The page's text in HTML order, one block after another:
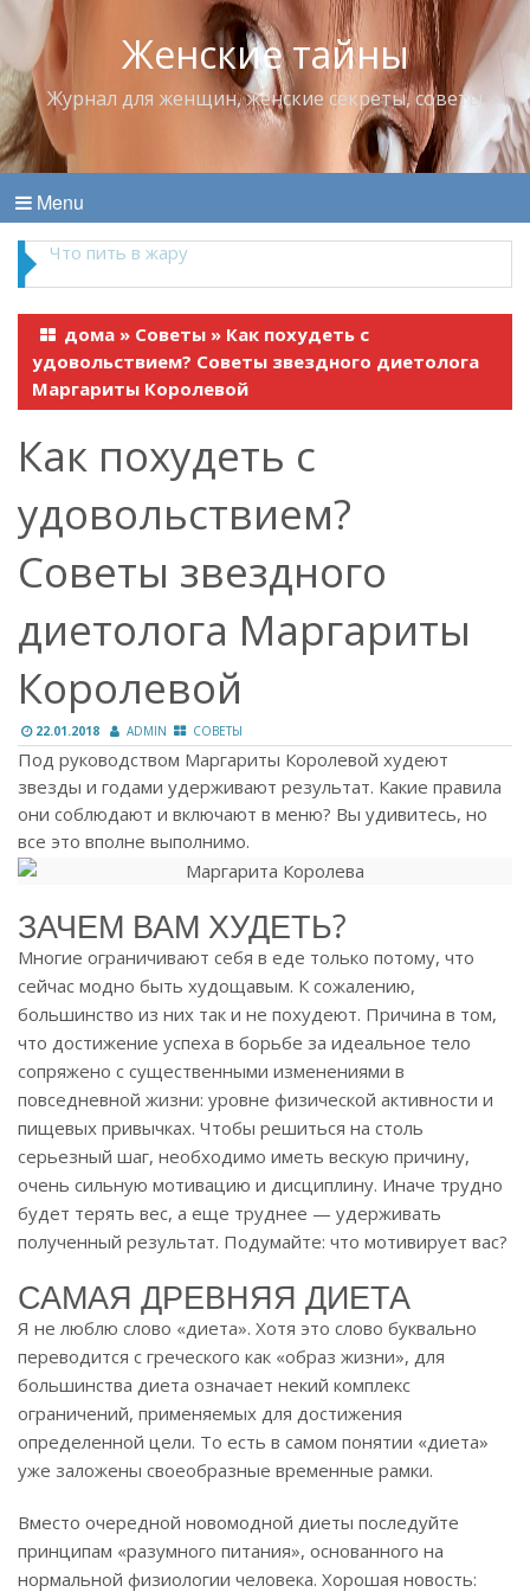
Женские тайны
Журнал для женщин, женские секреты, советы
Menu
Что пить в жару
дома » Советы » Как похудеть с
удовольствием? Советы звездного диетолога
Маргариты Королевой
Как похудеть с
удовольствием?
Советы звездного
диетолога Маргариты
Королевой
22.01.2018 ADMIN СОВЕТЫ
Под руководством Маргариты Королевой худеют
звезды и годами удерживают результат. Какие правила
они соблюдают и включают в меню? Вы удивитесь, но
все это вполне выполнимо.
ЗАЧЕМ ВАМ ХУДЕТЬ?
Многие ограничивают себя в еде только потому, что
сейчас модно быть худощавым. К сожалению,
большинство из них так и не похудеют. Причина в том,
что достижение успеха в борьбе за идеальное тело
сопряжено с существенными изменениями в
повседневной жизни: уровне физической активности и
пищевых привычках. Чтобы решиться на столь
серьезный шаг, необходимо иметь вескую причину,
очень сильную мотивацию и дисциплину. Иначе трудно
будет терять вес, а еще труднее — удерживать
полученный результат. Подумайте: что мотивирует вас?
САМАЯ ДРЕВНЯЯ ДИЕТА
Я не люблю слово «диета». Хотя это слово буквально
переводится с греческого как «образ жизни», для
большинства диета означает некий комплекс
ограничений, применяемых для достижения
определенной цели. То есть в самом понятии «диета»
уже заложены своеобразные временные рамки.
Вместо очередной новомодной диеты последуйте
принципам «разумного питания», основанного на
нормальной физиологии человека. Хорошая новость: